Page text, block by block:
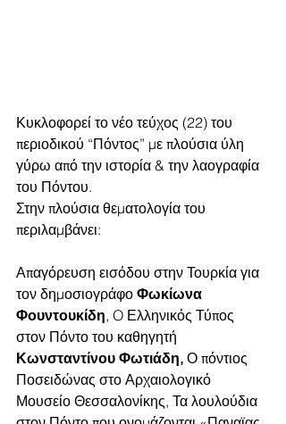
Κυκλοφορεί το νέο τεύχος (22) του
περιοδικού “Πόντος” με πλούσια ύλη
γύρω από την ιστορία & την λαογραφία
του Πόντου.
Στην πλούσια θεματολογία του
περιλαμβάνει:
Απαγόρευση εισόδου στην Τουρκία για
τον δημοσιογράφο Φωκίωνα
Φουντουκίδη, O Ελληνικός Τύπος
στον Πόντο του καθηγητή
Κωνσταντίνου Φωτιάδη, Ο πόντιος
Ποσειδώνας στο Αρχαιολογικό
Μουσείο Θεσσαλονίκης, Τα λουλούδια